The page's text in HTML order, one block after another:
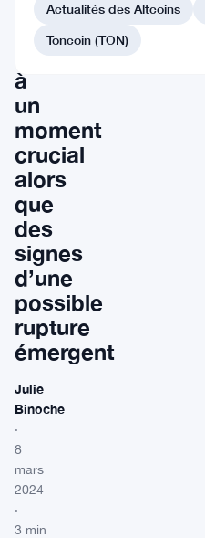
(SHIB)
à
un
moment
crucial
alors
que
des
signes
d’une
possible
rupture
émergent
Julie
Binoche
·
8
mars
2024
·
3 min
Actualités des Altcoins
Toncoin (TON)